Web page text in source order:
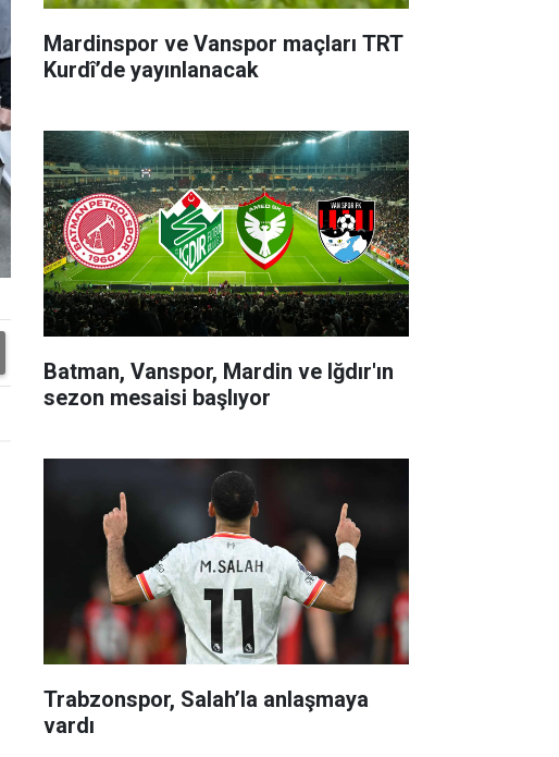
Mardinspor ve Vanspor maçları TRT
Kurdî’de yayınlanacak
Batman, Vanspor, Mardin ve Iğdır'ın
sezon mesaisi başlıyor
Trabzonspor, Salah’la anlaşmaya
vardı